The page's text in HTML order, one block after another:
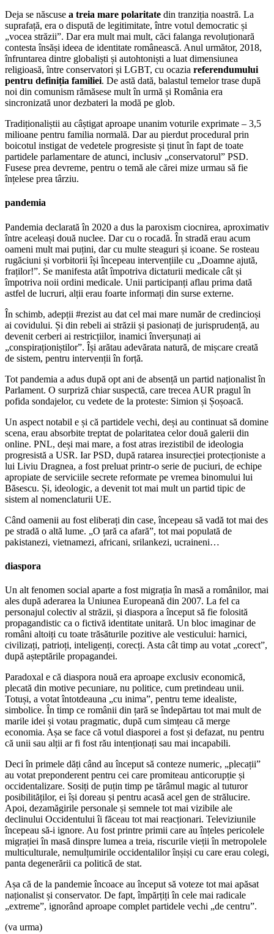
Deja se născuse a treia mare polaritate din tranziția noastră. La
suprafață, era o dispută de legitimitate, între votul democratic și
„vocea străzii”. Dar era mult mai mult, căci falanga revoluționară
contesta însăși ideea de identitate românească. Anul următor, 2018,
înfruntarea dintre globaliști și autohtoniști a luat dimensiunea
religioasă, între conservatori și LGBT, cu ocazia referendumului
pentru definiția familiei. De astă dată, balastul temelor trase după
noi din comunism rămăsese mult în urmă și România era
sincronizată unor dezbateri la modă pe glob.
Tradiționaliștii au câștigat aproape unanim voturile exprimate – 3,5
milioane pentru familia normală. Dar au pierdut procedural prin
boicotul instigat de vedetele progresiste și ținut în fapt de toate
partidele parlamentare de atunci, inclusiv „conservatorul” PSD.
Fusese prea devreme, pentru o temă ale cărei mize urmau să fie
înțelese prea târziu.
pandemia
Pandemia declarată în 2020 a dus la paroxism ciocnirea, aproximativ
între aceleași două nuclee. Dar cu o rocadă. În stradă erau acum
oameni mult mai puțini, dar cu multe steaguri și icoane. Se rosteau
rugăciuni și vorbitorii își începeau intervențiile cu „Doamne ajută,
fraților!”. Se manifesta atât împotriva dictaturii medicale cât și
împotriva noii ordini medicale. Unii participanți aflau prima dată
astfel de lucruri, alții erau foarte informați din surse externe.
În schimb, adepții #rezist au dat cel mai mare număr de credincioși
ai covidului. Și din rebeli ai străzii și pasionați de jurisprudență, au
devenit cerberi ai restricțiilor, inamici înverșunați ai
„conspiraționiștilor”. Își arătau adevărata natură, de mișcare creată
de sistem, pentru intervenții în forță.
Tot pandemia a adus după opt ani de absență un partid naționalist în
Parlament. O surpriză chiar suspectă, care trecea AUR pragul în
pofida sondajelor, cu vedete de la proteste: Simion și Șoșoacă.
Un aspect notabil e și că partidele vechi, deși au continuat să domine
scena, erau absorbite treptat de polaritatea celor două galerii din
online. PNL, deși mai mare, a fost atras irezistibil de ideologia
progresistă a USR. Iar PSD, după ratarea insurecției protecționiste a
lui Liviu Dragnea, a fost preluat printr-o serie de puciuri, de echipe
apropiate de serviciile secrete reformate pe vremea binomului lui
Băsescu. Și, ideologic, a devenit tot mai mult un partid tipic de
sistem al nomenclaturii UE.
Când oamenii au fost eliberați din case, începeau să vadă tot mai des
pe stradă o altă lume. „O țară ca afară”, tot mai populată de
pakistanezi, vietnamezi, africani, srilankezi, ucraineni…
diaspora
Un alt fenomen social aparte a fost migrația în masă a românilor, mai
ales după aderarea la Uniunea Europeană din 2007. La fel ca
personajul colectiv al străzii, și diaspora a început să fie folosită
propagandistic ca o fictivă identitate unitară. Un bloc imaginar de
români altoiți cu toate trăsăturile pozitive ale vesticului: harnici,
civilizați, patrioți, inteligenți, corecți. Asta cât timp au votat „corect”,
după așteptările propagandei.
Paradoxal e că diaspora nouă era aproape exclusiv economică,
plecată din motive pecuniare, nu politice, cum pretindeau unii.
Totuși, a votat întotdeauna „cu inima”, pentru teme idealiste,
simbolice. În timp ce românii din țară se îndepărtau tot mai mult de
marile idei și votau pragmatic, după cum simțeau că merge
economia. Așa se face că votul diasporei a fost și defazat, nu pentru
că unii sau alții ar fi fost rău intenționați sau mai incapabili.
Deci în primele dăți când au început să conteze numeric, „plecații”
au votat preponderent pentru cei care promiteau anticorupție și
occidentalizare. Sosiți de puțin timp pe tărâmul magic al tuturor
posibilităților, ei își doreau și pentru acasă acel gen de strălucire.
Apoi, dezamăgirile personale și semnele tot mai vizibile ale
declinului Occidentului îi făceau tot mai reacționari. Televiziunile
începeau să-i ignore. Au fost printre primii care au înțeles pericolele
migrației în masă dinspre lumea a treia, riscurile vieții în metropolele
multiculturale, nemulțumirile occidentalilor înșiși cu care erau colegi,
panta degenerării ca politică de stat.
Așa că de la pandemie încoace au început să voteze tot mai apăsat
naționalist și conservator. De fapt, împărțiți în cele mai radicale
„extreme”, ignorând aproape complet partidele vechi „de centru”.
(va urma)